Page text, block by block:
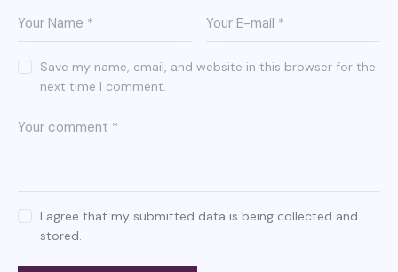
Save my name, email, and website in this browser for the
next time I comment.
I agree that my submitted data is being collected and
stored.